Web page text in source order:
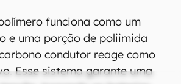
funciona como um
e uma porção de poliimida
condutor reage como
Esse sistema garante uma